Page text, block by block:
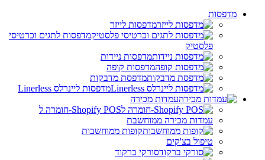
מדפסות
מדפסות לייזר
מדפסות לתגים וכרטיסי
פלסטיק
מדפסות ניידות
מדפסות קופה
מדפסת מדבקות
מדפסות ליינרלס Linerless
עמדות מכירה
Shopify POS-חומרה ל
עמדות מכירה ממוחשבת
קופות ממוחשבות
טיפול בצ'קים
סורקי ברקוד